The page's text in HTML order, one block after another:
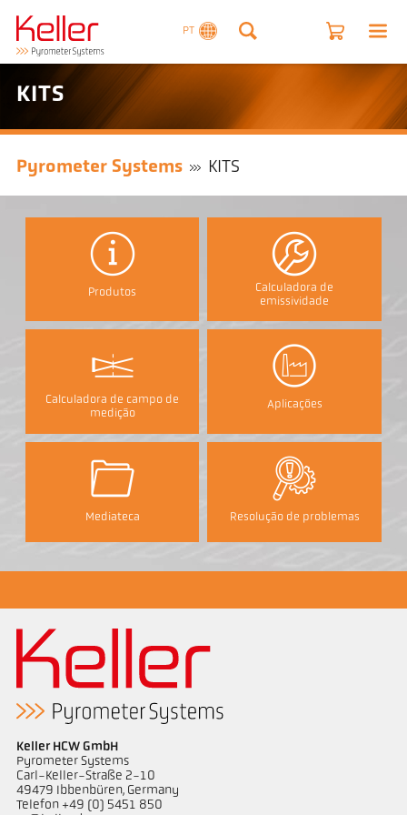
PT
KITS
Pyrometer Systems KITS
Produtos
Calculadora de
emissividade
Calculadora de campo de
medição
Aplicações
Mediateca Resolução de problemas
Keller HCW GmbH
Pyrometer Systems
Carl-Keller-Straße 2-10
49479 Ibbenbüren, Germany
Telefon +49 (0) 5451 850